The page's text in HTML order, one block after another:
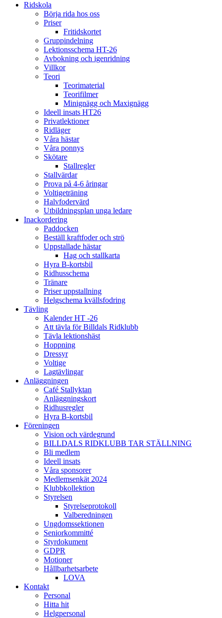
Ridskola
Börja rida hos oss
Priser
Fritidskortet
Gruppindelning
Lektionsschema HT-26
Avbokning och igenridning
Villkor
Teori
Teorimaterial
Teorifilmer
Minignägg och Maxignägg
Ideell insats HT26
Privatlektioner
Ridläger
Våra hästar
Våra ponnys
Skötare
Stallregler
Stallvärdar
Prova på 4-6 åringar
Voltigeträning
Halvfodervärd
Utbildningsplan unga ledare
Inackordering
Paddocken
Beställ kraftfoder och strö
Uppstallade hästar
Hag och stallkarta
Hyra B-kortsbil
Ridhusschema
Tränare
Priser uppstallning
Helgschema kvällsfodring
Tävling
Kalender HT -26
Att tävla för Billdals Ridklubb
Tävla lektionshäst
Hoppning
Dressyr
Voltige
Lagtävlingar
Anläggningen
Café Stallyktan
Anläggningskort
Ridhusregler
Hyra B-kortsbil
Föreningen
Vision och värdegrund
BILLDALS RIDKLUBB TAR STÄLLNING
Bli medlem
Ideell insats
Våra sponsorer
Medlemsenkät 2024
Klubbkollektion
Styrelsen
Styrelseprotokoll
Valberedningen
Ungdomssektionen
Seniorkommitté
Styrdokument
GDPR
Motioner
Hållbarhetsarbete
LOVA
Kontakt
Personal
Hitta hit
Helgpersonal